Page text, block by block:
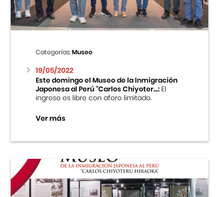
Categorías:Museo
19/05/2022
Este domingo el Museo de la Inmigración
Japonesa al Perú “Carlos Chiyoter...:El
ingreso es libre con aforo limitado.
Ver más